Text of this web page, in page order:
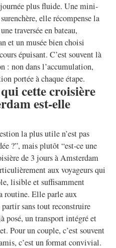
plus fluide. Une mini-
elle récompense la
traversée en bateau,
et un musée bien choisi
épuisant. C’est souvent là
: non dans l’accumulation,
portée à chaque étape.
cette croisière
est-elle
la plus utile n’est pas
?”, mais plutôt “est-ce une
de 3 jours à Amsterdam
aux voyageurs qui
lisible et suffisamment
routine. Elle parle aux
sans tout reconstruire
posé, un transport intégré et
Pour un couple, c’est souvent
c’est un format convivial.